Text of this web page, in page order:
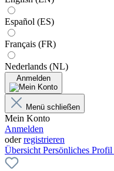
Español (ES)
Français (FR)
Nederlands (NL)
Anmelden
Menü schließen
Mein Konto
Anmelden
oderregistrieren
Übersicht Persönliches Profil